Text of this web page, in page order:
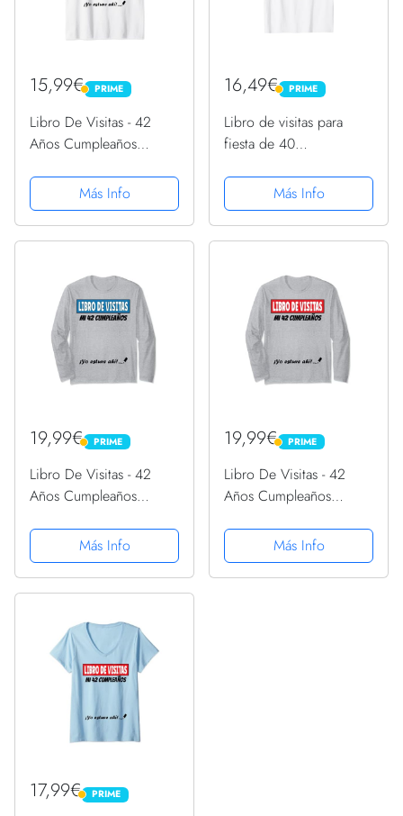
15,99€ PRIME
PRIME
Libro De Visitas - 42
Años Cumpleaños
Camiseta sin Mangas
Más Info
16,49€ PRIME
PRIME
Libro de visitas para
fiesta de 40
40 años de 1979
Camiseta
Más Info
19,99€ PRIME
PRIME
Libro De Visitas - 42
Años Cumpleaños
Manga LargaMás Info
19,99€ PRIME
PRIME
Libro De Visitas - 42
Años Cumpleaños
Manga LargaMás Info
17,99€ PRIME
PRIME